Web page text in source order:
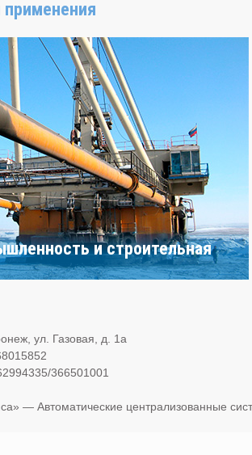
и строительная
ул. Газовая, д. 1а
366501001
— Автоматические централизованные